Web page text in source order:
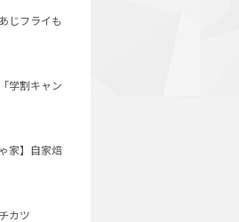
じフライも
学割キャン
家】自家焙
カツ